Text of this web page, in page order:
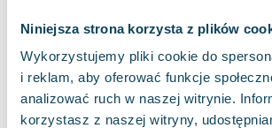
Niniejsza strona korzysta z plików
Wykorzystujemy pliki cookie do
i reklam, aby oferować funkcje
analizować ruch w naszej witrynie.
korzystasz z naszej witryny,